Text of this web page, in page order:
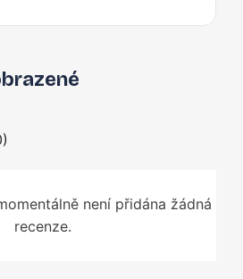
není přidána žádná
recenze.